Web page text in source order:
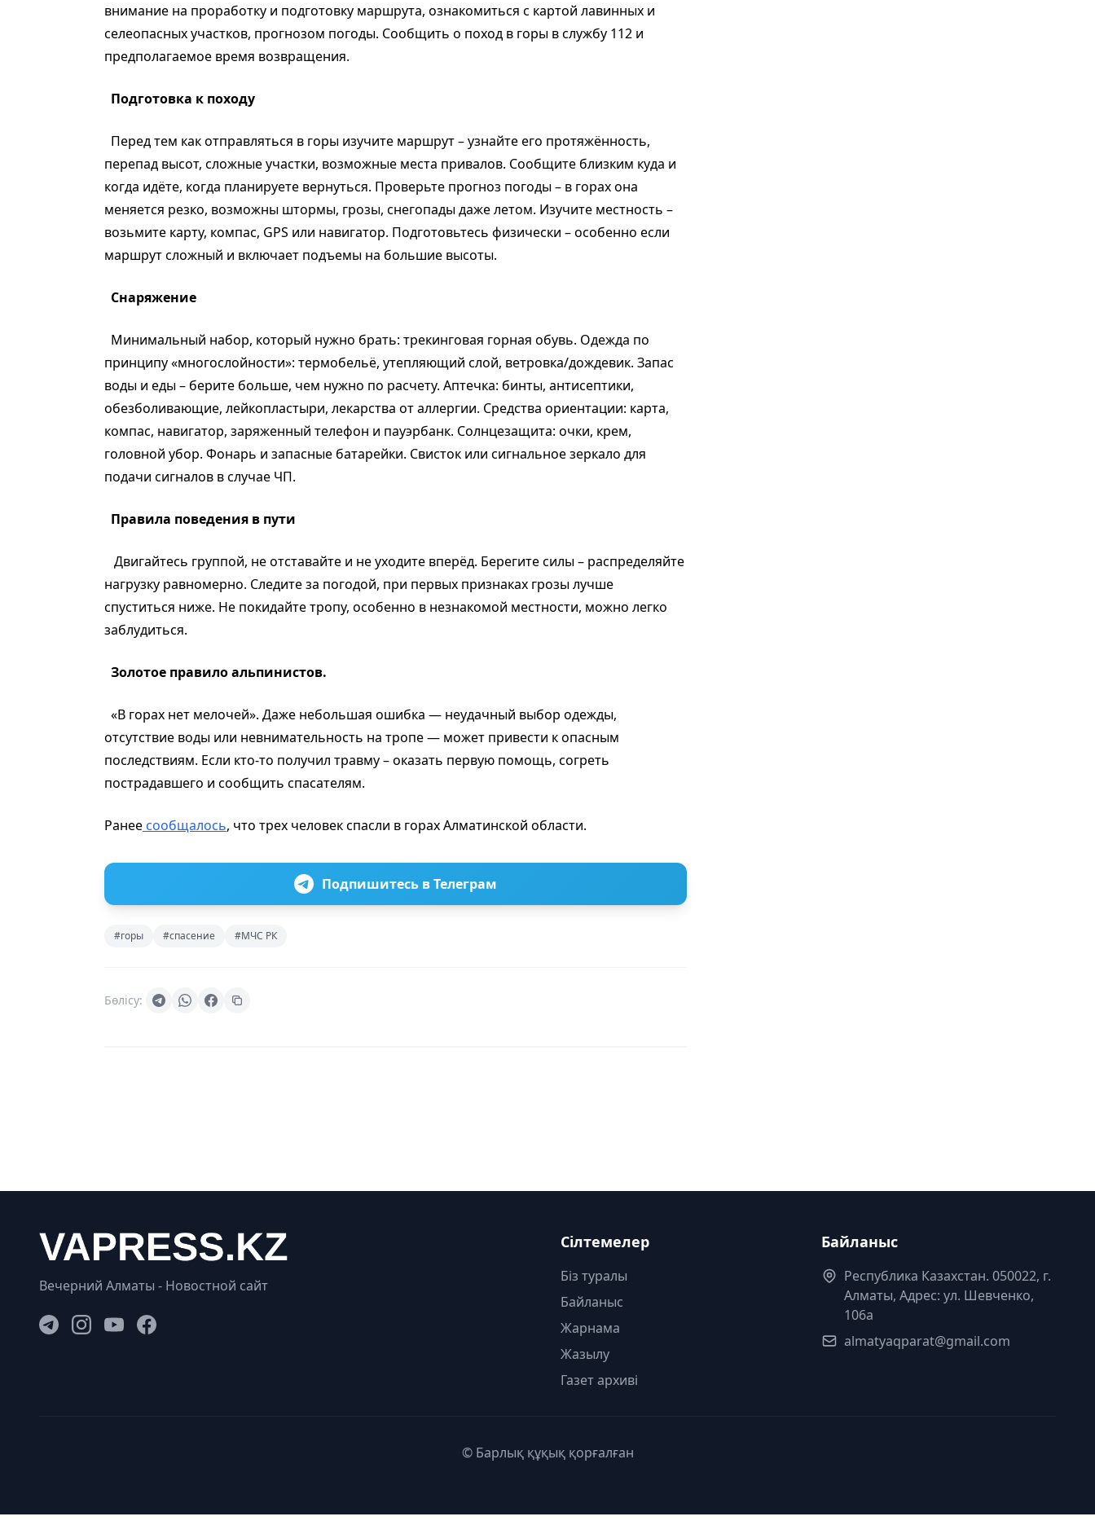
внимание на проработку и подготовку маршрута, ознакомиться с картой лавинных и
селеопасных участков, прогнозом погоды. Сообщить о поход в горы в службу 112 и
предполагаемое время возвращения.
Подготовка к походу
Перед тем как отправляться в горы изучите маршрут – узнайте его протяжённость,
перепад высот, сложные участки, возможные места привалов. Сообщите близким куда и
когда идёте, когда планируете вернуться. Проверьте прогноз погоды – в горах она
меняется резко, возможны штормы, грозы, снегопады даже летом. Изучите местность –
возьмите карту, компас, GPS или навигатор. Подготовьтесь физически – особенно если
маршрут сложный и включает подъемы на большие высоты.
Снаряжение
Минимальный набор, который нужно брать: трекинговая горная обувь. Одежда по
принципу «многослойности»: термобельё, утепляющий слой, ветровка/дождевик. Запас
воды и еды – берите больше, чем нужно по расчету. Аптечка: бинты, антисептики,
обезболивающие, лейкопластыри, лекарства от аллергии. Средства ориентации: карта,
компас, навигатор, заряженный телефон и пауэрбанк. Солнцезащита: очки, крем,
головной убор. Фонарь и запасные батарейки. Свисток или сигнальное зеркало для
подачи сигналов в случае ЧП.
Правила поведения в пути
Двигайтесь группой, не отставайте и не уходите вперёд. Берегите силы – распределяйте
нагрузку равномерно. Следите за погодой, при первых признаках грозы лучше
спуститься ниже. Не покидайте тропу, особенно в незнакомой местности, можно легко
заблудиться.
Золотое правило альпинистов.
«В горах нет мелочей». Даже небольшая ошибка — неудачный выбор одежды,
отсутствие воды или невнимательность на тропе — может привести к опасным
последствиям. Если кто-то получил травму – оказать первую помощь, согреть
пострадавшего и сообщить спасателям.
Ранее сообщалось, что трех человек спасли в горах Алматинской области.
Подпишитесь в Телеграм
#горы #спасение #МЧС РК
Бөлісу:
Вечерний Алматы - Новостной сайт
Сілтемелер
Біз туралы
Байланыс
Жарнама
Жазылу
Газет архиві
Байланыс
Республика Казахстан. 050022, г.
Алматы, Адрес: ул. Шевченко,
106а
almatyaqparat@gmail.com
© Барлық құқық қорғалған